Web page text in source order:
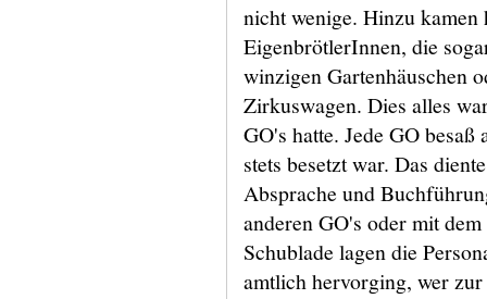
nicht wenige. Hinzu
EigenbrötlerInnen, die
winzigen Gartenhäuschen
Zirkuswagen. Dies alles
GO's hatte. Jede GO
stets besetzt war. Das
Absprache und
anderen GO's oder mit
Schublade lagen die
amtlich hervorging, wer